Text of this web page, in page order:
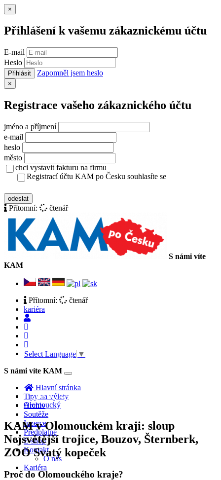
×
Přihlášení k vašemu zákaznickému účtu
E-mail
Heslo
Přihlásit Zapomněl jsem heslo
×
Registrace vašeho zákaznického účtu
jméno a příjmení
e-mail
heslo
město
chci vystavit fakturu na firmu
Registrací účtu KAM po Česku souhlasíte se
odeslat
Přítomní: čtenář
S námi víte
KAM
Přítomní:
čtenář
kariéra
Select Language ▼
S námi víte KAM
Toggle
navigation
Hlavní stránka
Tipy na výlety
Archiv
Soutěže
Inzerce
Předplatné
E-shop
Kontakt
O nás
Kariéra
Zpět na hlavní stranu hlasování
Olomoucký
KAM v Olomouckém kraji: sloup
Nejsvětější trojice, Bouzov, Šternberk,
ZOO Svatý kopeček
Proč do Olomouckého kraje?